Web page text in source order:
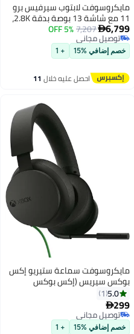
مايكروسوفت لابتوب سيرفيس برو
11 مع شاشة 13 بوصة بدقة 2.8K،
إنجليزي/عربي بلاتينيوم
6,799
7,207
5% OFF
توصيل مجاني
توصيل مجاني
خصم إضافي %15 + 1
احصل عليه خلال 11
مايكروسوفت سماعة ستيريو إكس
بوكس سيريس (إكس بوكس
سيريس إكس|إس، إكس بوكس ون،
أجهزة ويندوز 10)
5.0
1
299
توصيل مجاني
توصيل مجاني
خصم إضافي %15 + 1